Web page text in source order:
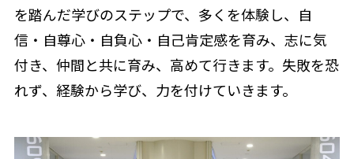
を踏んだ学びのステップで、多くを体験し、自
信・自尊心・自負心・自己肯定感を育み、志に気
付き、仲間と共に育み、高めて行きます。失敗を恐
れず、経験から学び、力を付けていきます。